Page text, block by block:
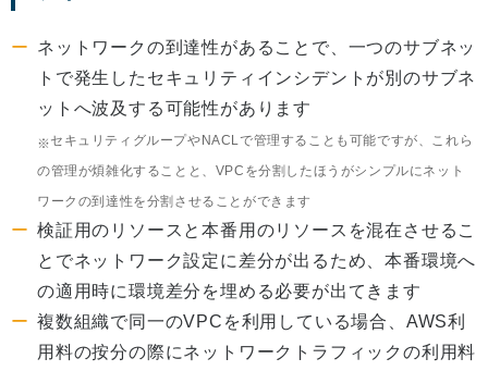
ネットワークの到達性があることで、一つのサブネッ
トで発生したセキュリティインシデントが別のサブネ
ットへ波及する可能性があります
セキュリティグループやNACLで管理することも可能ですが、これら
の管理が煩雑化することと、VPCを分割したほうがシンプルにネット
ワークの到達性を分割させることができます
検証用のリソースと本番用のリソースを混在させるこ
とでネットワーク設定に差分が出るため、本番環境へ
の適用時に環境差分を埋める必要が出てきます
複数組織で同一のVPCを利用している場合、AWS利
用料の按分の際にネットワークトラフィックの利用料